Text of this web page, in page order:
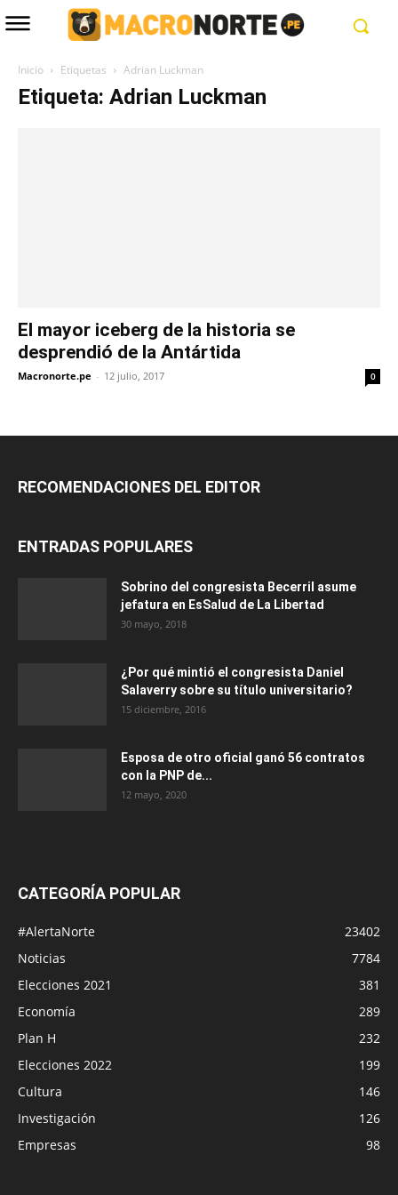
Inicio Etiquetas Adrian Luckman
Etiqueta: Adrian Luckman
El mayor iceberg de la historia se
desprendió de la Antártida
Macronorte.pe - 12 julio, 2017 0
RECOMENDACIONES DEL EDITOR
ENTRADAS POPULARES
Sobrino del congresista Becerril asume
jefatura en EsSalud de La Libertad
30 mayo, 2018
¿Por qué mintió el congresista Daniel
Salaverry sobre su título universitario?
15 diciembre, 2016
Esposa de otro oficial ganó 56 contratos
con la PNP de...
12 mayo, 2020
CATEGORÍA POPULAR
#AlertaNorte
23402
Noticias
7784
Elecciones 2021
381
Economía
289
Plan H
232
Elecciones 2022
199
Cultura
146
Investigación
126
Empresas
98